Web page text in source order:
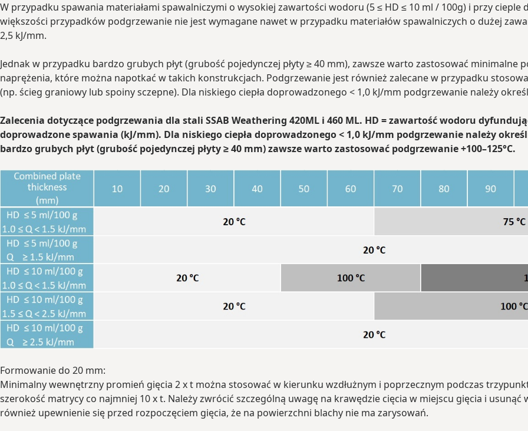
W przypadku spawania materiałami spawalniczymi o wysokiej zawartości wodoru (5 ≤ HD ≤ 10 ml / 100g) i przy
większości przypadków podgrzewanie nie jest wymagane nawet w przypadku materiałów spawalniczych o dużej
2,5 kJ/mm.
Jednak w przypadku bardzo grubych płyt (grubość pojedynczej płyty ≥ 40 mm), zawsze warto zastosować minimalne
naprężenia, które można napotkać w takich konstrukcjach. Podgrzewanie jest również zalecane w przypadku
(np. ścieg graniowy lub spoiny sczepne). Dla niskiego ciepła doprowadzonego < 1,0 kJ/mm podgrzewanie należy
Zalecenia dotyczące podgrzewania dla stali SSAB Weathering 420ML i 460 ML. HD = zawartość wodoru
doprowadzone spawania (kJ/mm). Dla niskiego ciepła doprowadzonego < 1,0 kJ/mm podgrzewanie należy
bardzo grubych płyt (grubość pojedynczej płyty ≥ 40 mm) zawsze warto zastosować podgrzewanie +100–125°C.
Formowanie do 20 mm:
Minimalny wewnętrzny promień gięcia 2 x t można stosować w kierunku wzdłużnym i poprzecznym podczas
szerokość matrycy co najmniej 10 x t. Należy zwrócić szczególną uwagę na krawędzie cięcia w miejscu gięcia i
również upewnienie się przed rozpoczęciem gięcia, że na powierzchni blachy nie ma zarysowań.